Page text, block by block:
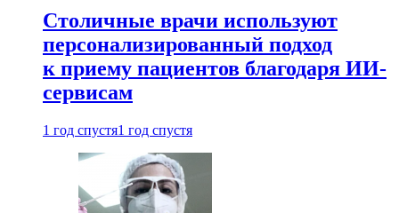
Столичные врачи используют
персонализированный подход
к приему пациентов благодаря ИИ-
сервисам
1 год спустя1 год спустя